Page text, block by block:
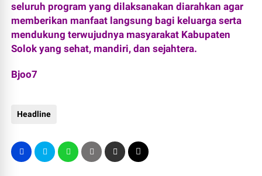
seluruh program yang dilaksanakan diarahkan agar
memberikan manfaat langsung bagi keluarga serta
mendukung terwujudnya masyarakat Kabupaten
Solok yang sehat, mandiri, dan sejahtera.
Bjoo7
Headline